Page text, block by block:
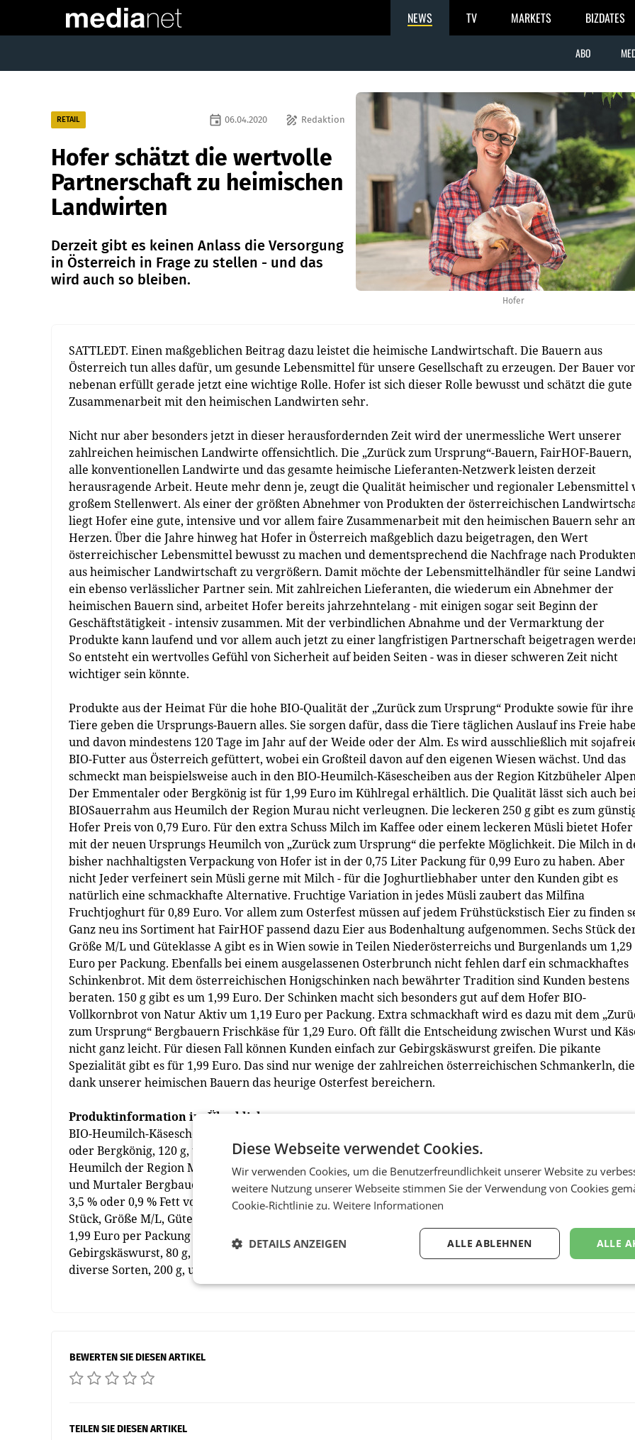
NEWS TV MARKETS BIZDATES
ABO
Hofer
RETAIL draw Redaktion
event 06.04.2020
Hofer schätzt die wertvolle
Partnerschaft zu heimischen
Landwirten
Derzeit gibt es keinen Anlass die Versorgung
in Österreich in Frage zu stellen - und das
wird auch so bleiben.
SATTLEDT. Einen maßgeblichen Beitrag dazu leistet die heimische Landwirtschaft. Die Bauern aus
Österreich tun alles dafür, um gesunde Lebensmittel für unsere Gesellschaft zu erzeugen. Der Bauer
nebenan erfüllt gerade jetzt eine wichtige Rolle. Hofer ist sich dieser Rolle bewusst und schätzt die gute
Zusammenarbeit mit den heimischen Landwirten sehr.
Nicht nur aber besonders jetzt in dieser herausfordernden Zeit wird der unermessliche Wert unserer
zahlreichen heimischen Landwirte offensichtlich. Die „Zurück zum Ursprung“-Bauern, FairHOF-Bauern,
alle konventionellen Landwirte und das gesamte heimische Lieferanten-Netzwerk leisten derzeit
herausragende Arbeit. Heute mehr denn je, zeugt die Qualität heimischer und regionaler Lebensmittel
großem Stellenwert. Als einer der größten Abnehmer von Produkten der österreichischen
liegt Hofer eine gute, intensive und vor allem faire Zusammenarbeit mit den heimischen Bauern sehr
Herzen. Über die Jahre hinweg hat Hofer in Österreich maßgeblich dazu beigetragen, den Wert
österreichischer Lebensmittel bewusst zu machen und dementsprechend die Nachfrage nach
aus heimischer Landwirtschaft zu vergrößern. Damit möchte der Lebensmittelhändler für seine
ein ebenso verlässlicher Partner sein. Mit zahlreichen Lieferanten, die wiederum ein Abnehmer der
heimischen Bauern sind, arbeitet Hofer bereits jahrzehntelang - mit einigen sogar seit Beginn der
Geschäftstätigkeit - intensiv zusammen. Mit der verbindlichen Abnahme und der Vermarktung der
Produkte kann laufend und vor allem auch jetzt zu einer langfristigen Partnerschaft beigetragen
So entsteht ein wertvolles Gefühl von Sicherheit auf beiden Seiten - was in dieser schweren Zeit nicht
wichtiger sein könnte.
Produkte aus der Heimat Für die hohe BIO-Qualität der „Zurück zum Ursprung“ Produkte sowie für ihre
Tiere geben die Ursprungs-Bauern alles. Sie sorgen dafür, dass die Tiere täglichen Auslauf ins Freie
und davon mindestens 120 Tage im Jahr auf der Weide oder der Alm. Es wird ausschließlich mit
BIO-Futter aus Österreich gefüttert, wobei ein Großteil davon auf den eigenen Wiesen wächst. Und das
schmeckt man beispielsweise auch in den BIO-Heumilch-Käsescheiben aus der Region Kitzbüheler
Der Emmentaler oder Bergkönig ist für 1,99 Euro im Kühlregal erhältlich. Die Qualität lässt sich auch
BIOSauerrahm aus Heumilch der Region Murau nicht verleugnen. Die leckeren 250 g gibt es zum
Hofer Preis von 0,79 Euro. Für den extra Schuss Milch im Kaffee oder einem leckeren Müsli bietet Hofer
mit der neuen Ursprungs Heumilch von „Zurück zum Ursprung“ die perfekte Möglichkeit. Die Milch in
bisher nachhaltigsten Verpackung von Hofer ist in der 0,75 Liter Packung für 0,99 Euro zu haben. Aber
nicht Jeder verfeinert sein Müsli gerne mit Milch - für die Joghurtliebhaber unter den Kunden gibt es
natürlich eine schmackhafte Alternative. Fruchtige Variation in jedes Müsli zaubert das Milfina
Fruchtjoghurt für 0,89 Euro. Vor allem zum Osterfest müssen auf jedem Frühstückstisch Eier zu finden
Ganz neu ins Sortiment hat FairHOF passend dazu Eier aus Bodenhaltung aufgenommen. Sechs Stück
Größe M/L und Güteklasse A gibt es in Wien sowie in Teilen Niederösterreichs und Burgenlands um 1,29
Euro per Packung. Ebenfalls bei einem ausgelassenen Osterbrunch nicht fehlen darf ein schmackhaftes
Schinkenbrot. Mit dem österreichischen Honigschinken nach bewährter Tradition sind Kunden bestens
beraten. 150 g gibt es um 1,99 Euro. Der Schinken macht sich besonders gut auf dem Hofer BIO-
Vollkornbrot von Natur Aktiv um 1,19 Euro per Packung. Extra schmackhaft wird es dazu mit dem
zum Ursprung“ Bergbauern Frischkäse für 1,29 Euro. Oft fällt die Entscheidung zwischen Wurst und
nicht ganz leicht. Für diesen Fall können Kunden einfach zur Gebirgskäswurst greifen. Die pikante
Spezialität gibt es für 1,99 Euro. Das sind nur wenige der zahlreichen österreichischen Schmankerln, die
dank unserer heimischen Bauern das heurige Osterfest bereichern.
Produktinformation im Überblick
BIO-Heumilch-Käsescheiben von „Zurück zum Ursprung“ aus der Region Kitzbüheler Alpen,
oder Bergkönig, 120 g, um 1,99 Euro per Packung  BIO-Sauerrahm von „Zurück zum Ursprung“ aus
Heumilch der Region Murau, 250 g, um 0,79 Euro per Becher  Frische Ursprungs Heumilch von
und Murtaler Bergbauern von „Zurück zum Ursprung“, 0,75 l, um 0,99 Euro pro Packung 
3,5 % oder 0,9 % Fett von Milfina, diverse Sorten, 500 g, um 0.89 Euro  FairHOF Eier aus Bodenhaltung,
Stück, Größe M/L, Güteklasse A, um 1,29 Euro per Packung  Delikates Schinken, mehrere Sorten, 150 g,
1,99 Euro per Packung  BIO-Vollkornbrot von Natur Aktiv, 500 g, um 1,19 Euro per Packung 
Gebirgskäswurst, 80 g, um 1,99 Euro per Packung  Bergbauern Frischkäse von „Zurück zum Ursprung“,
diverse Sorten, 200 g, um 1,29 Euro per Packung. (red)
BEWERTEN SIE DIESEN ARTIKEL
TEILEN SIE DIESEN ARTIKEL
Diese Webseite verwendet Cookies.
Wir verwenden Cookies, um die Benutzerfreundlichkeit unserer Website zu
weitere Nutzung unserer Webseite stimmen Sie der Verwendung von Cookies
Cookie-Richtlinie zu. Weitere Informationen
ALLE
ALLE ABLEHNEN
DETAILS ANZEIGEN